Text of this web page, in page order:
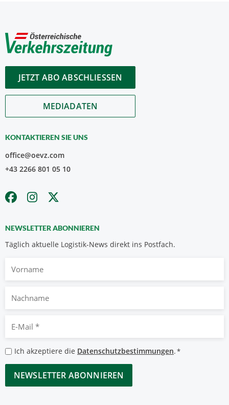
JETZT ABO ABSCHLIESSEN
MEDIADATEN
KONTAKTIEREN SIE UNS
office@oevz.com
+43 2266 801 05 10
NEWSLETTER ABONNIEREN
Täglich aktuelle Logistik-News direkt ins Postfach.
Nachname
Mail
*
Datenschutzbestimmungen
*
Ich akzeptiere die Datenschutzbestimmungen.*
CAPTCHA